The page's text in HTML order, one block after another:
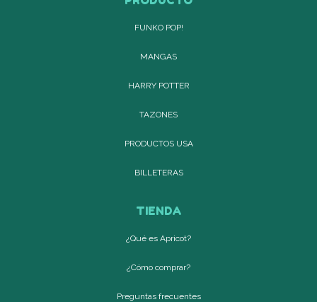
FUNKO POP!
MANGAS
HARRY POTTER
TAZONES
PRODUCTOS USA
BILLETERAS
TIENDA
¿Qué es Apricot?
¿Cómo comprar?
Preguntas frecuentes